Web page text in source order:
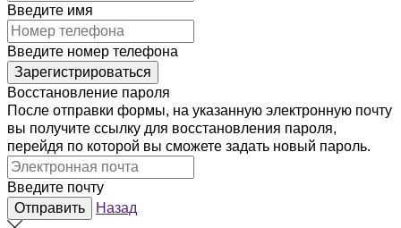
Введите имя
Введите номер телефона
Зарегистрироваться
Восстановление пароля
После отправки формы, на указанную электронную почту
вы получите ссылку для восстановления пароля,
перейдя по которой вы сможете задать новый пароль.
Введите почту
Отправить
Назад